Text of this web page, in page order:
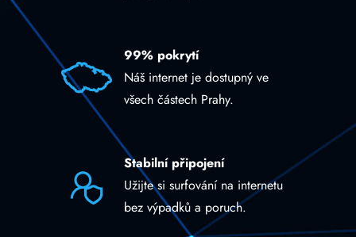
99% pokrytí
Náš internet je dostupný ve
všech částech Prahy.
Stabilní připojení
Užijte si surfování na internetu
bez výpadků a poruch.